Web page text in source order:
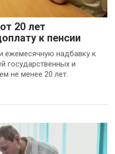
20 лет
к пенсии
ежемесячную надбавку к
государственных и
не менее 20 лет.